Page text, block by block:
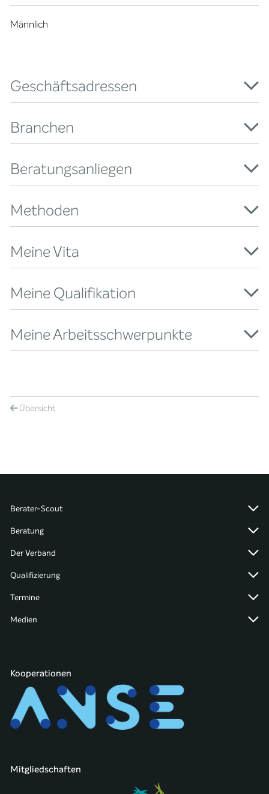
Männlich
Geschäftsadressen
Branchen
Beratungsanliegen
Methoden
Meine Vita
Meine Qualifikation
Meine Arbeitsschwerpunkte
Übersicht
Berater-Scout
Beratung
Der Verband
Qualifizierung
Termine
Medien
Kooperationen
Mitgliedschaften